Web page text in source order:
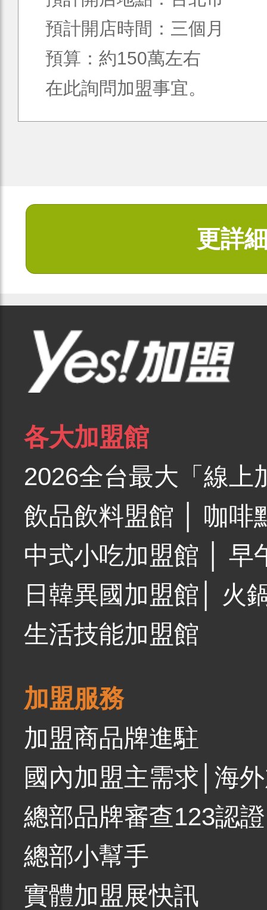
預計開店時間：三個月
預算：約150萬左右
在此詢問加盟事宜。
更詳
各大加盟館
2026全台最大「線上
飲品飲料盟館
咖啡
中式小吃加盟館
早
日韓異國加盟館
火
生活技能加盟館
加盟服務
加盟商品牌進駐
國內加盟主需求 海
總部品牌審查123認證
總部小幫手
實體加盟展快訊